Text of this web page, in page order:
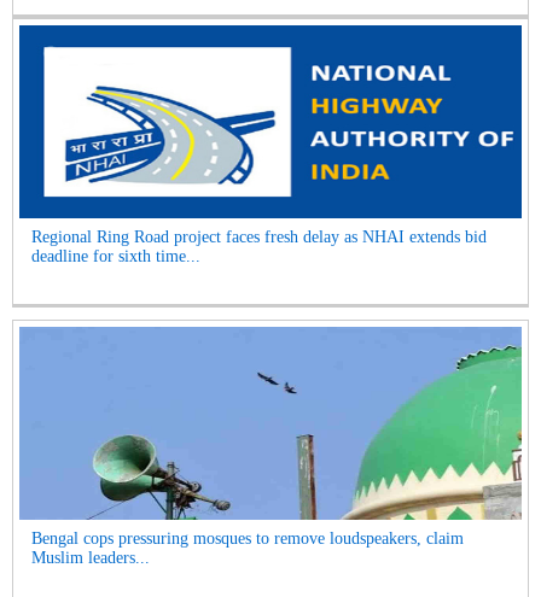
Regional Ring Road project faces fresh delay as NHAI extends bid
deadline for sixth time...
Bengal cops pressuring mosques to remove loudspeakers, claim
Muslim leaders...